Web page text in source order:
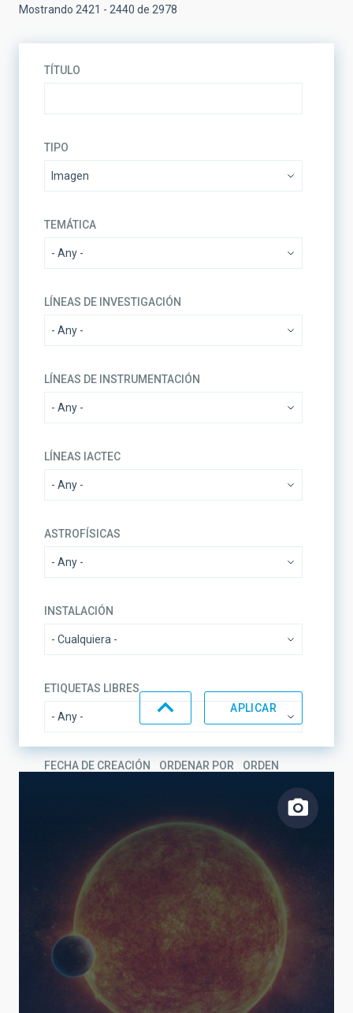
Mostrando 2421 - 2440 de 2978
TÍTULO
TIPO
TEMÁTICA
LÍNEAS DE INVESTIGACIÓN
LÍNEAS DE INSTRUMENTACIÓN
LÍNEAS IACTEC
ASTROFÍSICAS
INSTALACIÓN
ETIQUETAS LIBRES
FECHA DE CREACIÓN ORDENAR POR ORDEN